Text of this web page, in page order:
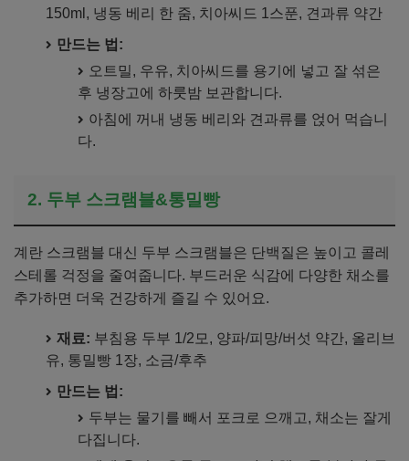
150ml, 냉동 베리 한 줌, 치아씨드 1스푼, 견과류 약간
만드는 법:
오트밀, 우유, 치아씨드를 용기에 넣고 잘 섞은
후 냉장고에 하룻밤 보관합니다.
아침에 꺼내 냉동 베리와 견과류를 얹어 먹습니
다.
2. 두부 스크램블&통밀빵
계란 스크램블 대신 두부 스크램블은 단백질은 높이고 콜레
스테롤 걱정을 줄여줍니다. 부드러운 식감에 다양한 채소를
추가하면 더욱 건강하게 즐길 수 있어요.
재료: 부침용 두부 1/2모, 양파/피망/버섯 약간, 올리브
유, 통밀빵 1장, 소금/후추
만드는 법:
두부는 물기를 빼서 포크로 으깨고, 채소는 잘게
다집니다.